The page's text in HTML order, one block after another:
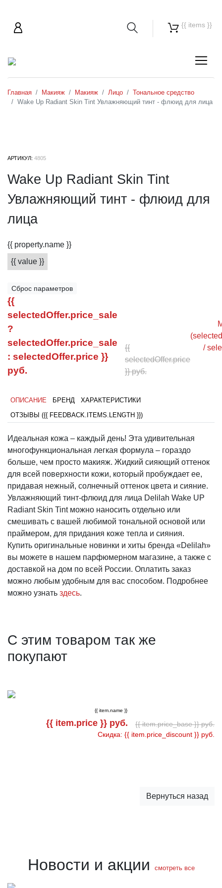
{{ items }}
Главная Макияж Макияж Лицо
Тональное средство
Wake Up Radiant Skin Tint Увлажняющий тинт - флюид для лица
АРТИКУЛ: 4805
Wake Up Radiant Skin Tint
Увлажняющий тинт - флюид для
лица
{{ property.name }}
{{ value }}
Сброс параметров
{{
selectedOffer.price_sale
?
selectedOffer.price_sale
: selectedOffer.price }}
руб.
{{
selectedOffer.price
}} руб.
/
ОПИСАНИЕ БРЕНД
ХАРАКТЕРИСТИКИ
ОТЗЫВЫ ({{ FEEDBACK.ITEMS.LENGTH }})
Идеальная кожа – каждый день! Эта удивительная
многофункциональная легкая формула – гораздо
больше, чем просто макияж. Жидкий сияющий оттенок
для всей поверхности кожи, который пробуждает ее,
придавая нежный, солнечный оттенок цвета и сияние.
Увлажняющий тинт-флюид для лица Delilah Wake UP
Radiant Skin Tint можно наносить отдельно или
смешивать с вашей любимой тональной основой или
праймером, для придания коже тепла и сияния.
Купить оригинальные новинки и хиты бренда «Delilah»
вы можете в нашем парфюмерном магазине, а также с
доставкой на дом по всей России. Оплатить заказ
можно любым удобным для вас способом. Подробнее
можно узнать здесь.
С этим товаром так же
покупают
{{ item.name }}
{{ item.price }} руб.
{{ item.price_base }} руб.
Скидка: {{ item.price_discount }} руб.
Вернуться назад
Новости и акции смотреть все